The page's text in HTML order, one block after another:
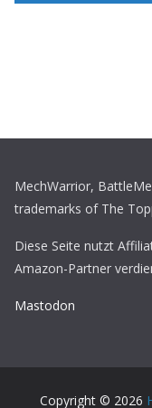
MechWarrior,
trademarks of The
Diese Seite nutzt
Amazon-Partner
Mastodon
Copyright © 2026